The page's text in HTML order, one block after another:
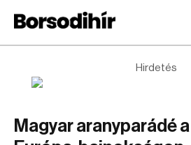
Hirdetés
Magyar aranyparádé